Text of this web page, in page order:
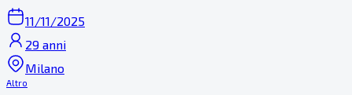
11/11/2025
29 anni
Milano
Altro